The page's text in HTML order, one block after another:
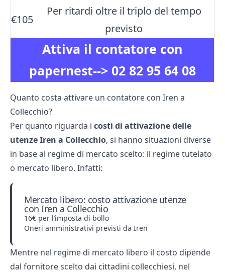
Attiva il contatore con
papernest--> 02 82 95 64 08
€105
Per ritardi oltre il triplo del tempo
previsto
Quanto costa attivare un contatore con Iren a
Collecchio?
Per quanto riguarda i costi di attivazione delle
utenze Iren a Collecchio, si hanno situazioni diverse
in base al regime di mercato scelto: il regime tutelato
o mercato libero. Infatti:
Mercato libero: costo attivazione utenze
con Iren a Collecchio
16€ per l’imposta di bollo
Oneri amministrativi previsti da Iren
Mentre nel regime di mercato libero il costo dipende
dal fornitore scelto dai cittadini collecchiesi, nel